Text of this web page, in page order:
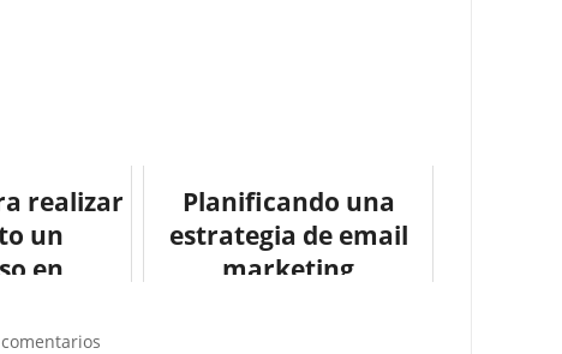
realizar
un
en
Planificando una
estrategia de email
marketing